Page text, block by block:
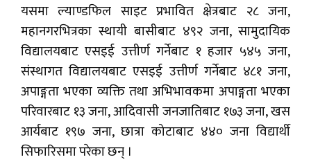
यसमा ल्याण्डफिल साइट प्रभावित क्षेत्रबाट २८ जना,
महानगरभित्रका स्थायी बासीबाट ४९२ जना, सामुदायिक
विद्यालयबाट एसइई उत्तीर्ण गर्नेबाट १ हजार ५४५ जना,
संस्थागत विद्यालयबाट एसइई उत्तीर्ण गर्नेबाट ४८१ जना,
अपाङ्गता भएका व्यक्ति तथा अभिभावकमा अपाङ्गता भएका
परिवारबाट १३ जना, आदिवासी जनजातिबाट १७३ जना, खस
आर्यबाट १९७ जना, छात्रा कोटाबाट ४४० जना विद्यार्थी
सिफारिसमा परेका छन् ।